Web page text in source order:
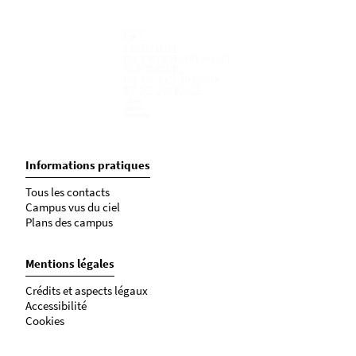
Informations pratiques
Tous les contacts
Campus vus du ciel
Plans des campus
Mentions légales
Crédits et aspects légaux
Accessibilité
Cookies